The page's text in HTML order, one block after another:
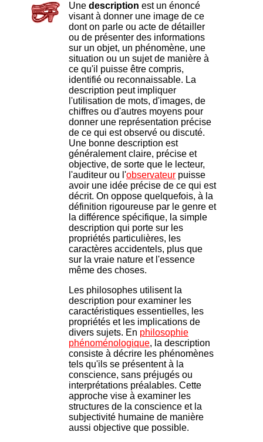
Une description est un énoncé
visant à donner une image de ce
dont on parle ou acte de détailler
ou de présenter des informations
sur un objet, un phénomène, une
situation ou un sujet de manière à
ce qu'il puisse être compris,
identifié ou reconnaissable. La
description peut impliquer
l'utilisation de mots, d'images, de
chiffres ou d'autres moyens pour
donner une représentation précise
de ce qui est observé ou discuté.
Une bonne description est
généralement claire, précise et
objective, de sorte que le lecteur,
l'auditeur ou l'observateur puisse
avoir une idée précise de ce qui est
décrit. On oppose quelquefois, à la
définition rigoureuse par le genre et
la différence spécifique, la simple
description qui porte sur les
propriétés particulières, les
caractères accidentels, plus que
sur la vraie nature et l'essence
même des choses.
Les philosophes utilisent la
description pour examiner les
caractéristiques essentielles, les
propriétés et les implications de
divers sujets. En philosophie
phénoménologique, la description
consiste à décrire les phénomènes
tels qu'ils se présentent à la
conscience, sans préjugés ou
interprétations préalables. Cette
approche vise à examiner les
structures de la conscience et la
subjectivité humaine de manière
aussi objective que possible.